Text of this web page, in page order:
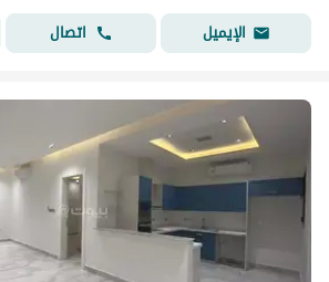
الإيميل
اتصال